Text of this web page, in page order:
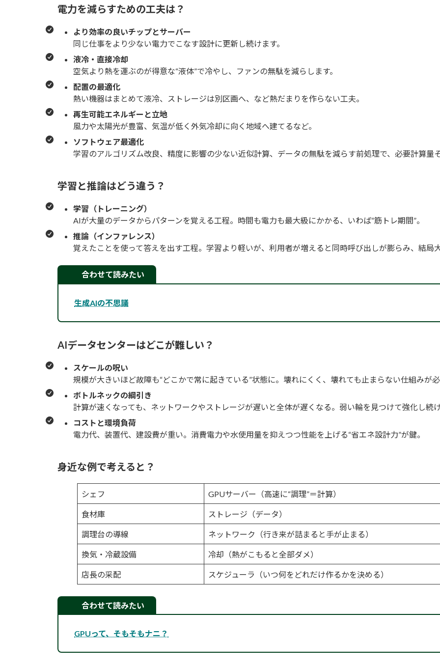
電力を減らすための工夫は？
より効率の良いチップとサーバー
同じ仕事をより少ない電力でこなす設計に更新し続けます。
液冷・直接冷却
空気より熱を運ぶのが得意な“液体”で冷やし、ファンの無駄を減らします。
配置の最適化
熱い機器はまとめて液冷、ストレージは別区画へ、など熱だまりを作らない工夫。
再生可能エネルギーと立地
風力や太陽光が豊富、気温が低く外気冷却に向く地域へ建てるなど。
ソフトウェア最適化
学習のアルゴリズム改良、精度に影響の少ない近似計算、データの無駄を減らす前処理で、必要計算量
学習と推論はどう違う？
学習（トレーニング）
AIが大量のデータからパターンを覚える工程。時間も電力も最大級にかかる、いわば“筋トレ期間”。
推論（インファレンス）
覚えたことを使って答えを出す工程。学習より軽いが、利用者が増えると同時呼び出しが膨らみ、結局
合わせて読みたい
生成AIの不思議
AIデータセンターはどこが難しい？
スケールの呪い
規模が大きいほど故障も“どこかで常に起きている”状態に。壊れにくく、壊れても止まらない仕組みが必
ボトルネックの綱引き
計算が速くなっても、ネットワークやストレージが遅いと全体が遅くなる。弱い輪を見つけて強化し続け
コストと環境負荷
電力代、装置代、建設費が重い。消費電力や水使用量を抑えつつ性能を上げる“省エネ設計力”が鍵。
身近な例で考えると？
シェフ GPUサーバー（高速に“調理”＝計算）
食材庫 ストレージ（データ）
調理台の導線 ネットワーク（行き来が詰まると手が止まる）
換気・冷蔵設備 冷却（熱がこもると全部ダメ）
店長の采配 スケジューラ（いつ何をどれだけ作るかを決める）
合わせて読みたい
GPUって、そもそもナニ？